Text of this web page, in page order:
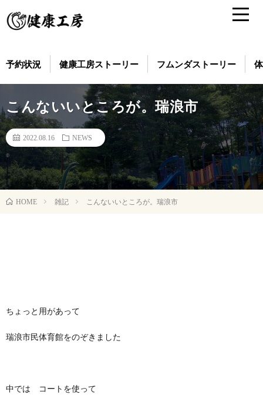
予約状況 健康工房ストーリー フムンダストーリー
こんないいところが。瑞浪市
2022.08.16 NEWS
HOME 雑記 こんないいところが。瑞浪市
ちょっと用があって
瑞浪市民体育館をのぞきました
中では コートを使って